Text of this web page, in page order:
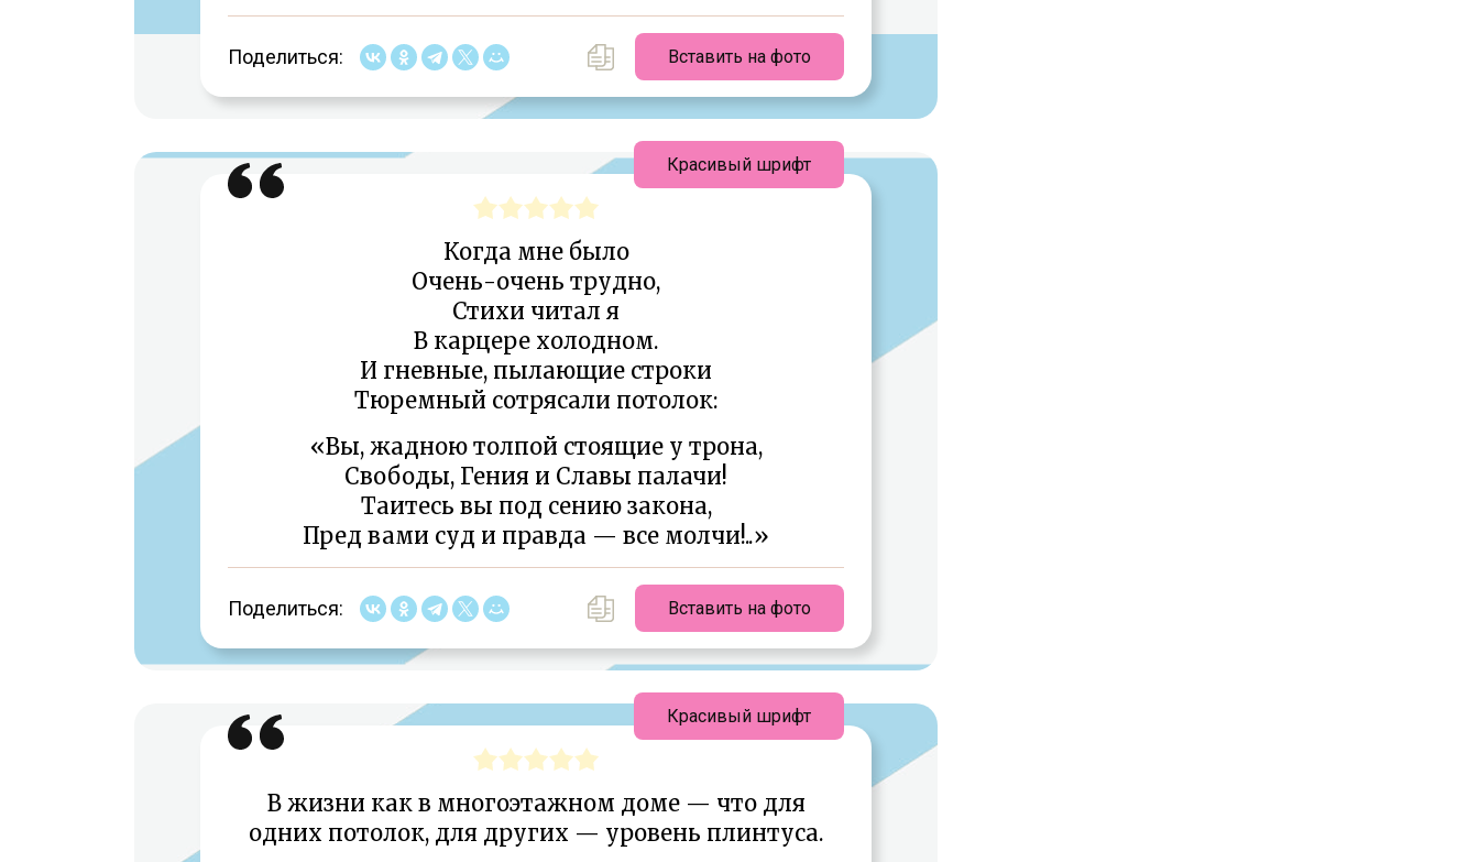
Поделиться: Вставить на фото
Когда мне было
Очень-очень трудно,
Стихи читал я
В карцере холодном.
И гневные, пылающие строки
Тюремный сотрясали потолок:
«Вы, жадною толпой стоящие у трона,
Свободы, Гения и Славы палачи!
Таитесь вы под сению закона,
Пред вами суд и правда — все молчи!..»
Поделиться: Вставить на фото
Красивый шрифт
В жизни как в многоэтажном доме — что для
одних потолок, для других — уровень плинтуса.
Красивый шрифт